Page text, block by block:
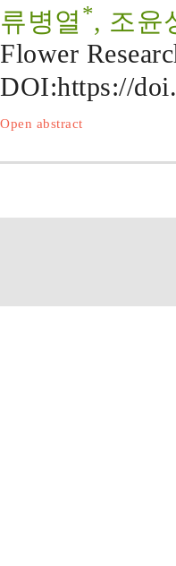
류병열 *, 조윤
Flower
DOI:https://
Open abstract